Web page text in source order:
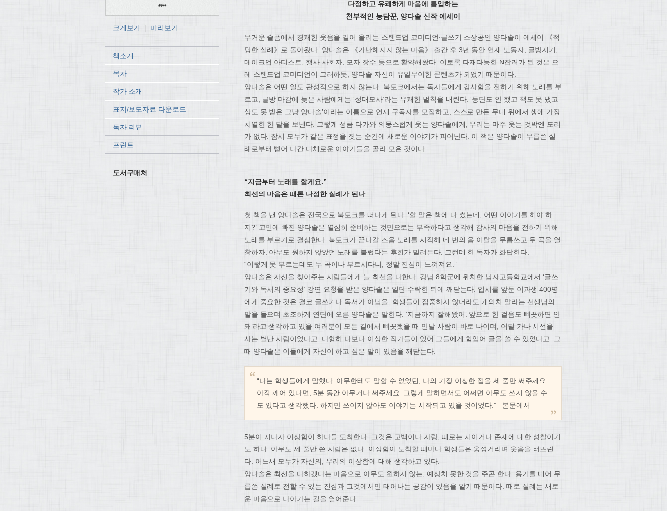
크게보기 | 미리보기
책소개
목차
작가 소개
표지/보도자료 다운로드
독자 리뷰
프린트
도서구매처
다정하고 유쾌하게 마음에 틈입하는
천부적인 농담꾼, 양다솔 신작 에세이
무거운 슬픔에서 경쾌한 웃음을 길어 올리는 스탠드업 코미디언‧글쓰기 소상공인 양다솔이 에세이 《적
당한 실례》로 돌아왔다. 양다솔은 《가난해지지 않는 마음》 출간 후 3년 동안 연재 노동자, 글방지기,
메이크업 아티스트, 행사 사회자, 모자 장수 등으로 활약해왔다. 이토록 다재다능한 N잡러가 된 것은 으
레 스탠드업 코미디언이 그러하듯, 양다솔 자신이 유일무이한 콘텐츠가 되었기 때문이다.
양다솔은 어떤 일도 관성적으로 하지 않는다. 북토크에서는 독자들에게 감사함을 전하기 위해 노래를 부
르고, 글방 마감에 늦은 사람에게는 ‘성대모사’라는 유쾌한 벌칙을 내린다. ‘등단도 안 했고 책도 못 냈고
상도 못 받은 그냥 양다솔’이라는 이름으로 연재 구독자를 모집하고, 스스로 만든 무대 위에서 생애 가장
치열한 한 달을 보낸다. 그렇게 성큼 다가와 의뭉스럽게 웃는 양다솔에게, 우리는 마주 웃는 것밖엔 도리
가 없다. 잠시 모두가 같은 표정을 짓는 순간에 새로운 이야기가 피어난다. 이 책은 양다솔이 무릅쓴 실
례로부터 뻗어 나간 다채로운 이야기들을 골라 모은 것이다.
“지금부터 노래를 할게요.”
최선의 마음은 때론 다정한 실례가 된다
첫 책을 낸 양다솔은 전국으로 북토크를 떠나게 된다. ‘할 말은 책에 다 썼는데, 어떤 이야기를 해야 하
지?’ 고민에 빠진 양다솔은 열심히 준비하는 것만으로는 부족하다고 생각해 감사의 마음을 전하기 위해
노래를 부르기로 결심한다. 북토크가 끝나갈 즈음 노래를 시작해 네 번의 음 이탈을 무릅쓰고 두 곡을 열
창하자, 아무도 원하지 않았던 노래를 불렀다는 후회가 밀려든다. 그런데 한 독자가 화답한다.
“이렇게 못 부르는데도 두 곡이나 부르시다니, 정말 진심이 느껴져요.”
양다솔은 자신을 찾아주는 사람들에게 늘 최선을 다한다. 강남 8학군에 위치한 남자고등학교에서 ‘글쓰
기와 독서의 중요성’ 강연 요청을 받은 양다솔은 일단 수락한 뒤에 깨닫는다. 입시를 앞둔 이과생 400명
에게 중요한 것은 결코 글쓰기나 독서가 아님을. 학생들이 집중하지 않더라도 개의치 말라는 선생님의
말을 들으며 초조하게 연단에 오른 양다솔은 말한다. ‘지금까지 잘해왔어. 앞으로 한 걸음도 삐끗하면 안
돼’라고 생각하고 있을 여러분이 모든 길에서 삐끗했을 때 만날 사람이 바로 나이며, 어딜 가나 시선을
사는 별난 사람이었다고. 다행히 나보다 이상한 작가들이 있어 그들에게 힘입어 글을 쓸 수 있었다고. 그
때 양다솔은 이들에게 자신이 하고 싶은 말이 있음을 깨닫는다.
“나는 학생들에게 말했다. 아무한테도 말할 수 없었던, 나의 가장 이상한 점을 세 줄만 써주세요.
아직 깨어 있다면, 5분 동안 아무거나 써주세요. 그렇게 말하면서도 어쩌면 아무도 쓰지 않을 수
도 있다고 생각했다. 하지만 쓰이지 않아도 이야기는 시작되고 있을 것이었다.” _본문에서
5분이 지나자 이상함이 하나둘 도착한다. 그것은 고백이나 자랑, 때로는 시이거나 존재에 대한 성찰이기
도 하다. 아무도 세 줄만 쓴 사람은 없다. 이상함이 도착할 때마다 학생들은 웅성거리며 웃음을 터뜨린
다. 어느새 모두가 자신의, 우리의 이상함에 대해 생각하고 있다.
양다솔은 최선을 다하겠다는 마음으로 아무도 원하지 않는, 예상치 못한 것을 주곤 한다. 용기를 내어 무
릅쓴 실례로 전할 수 있는 진심과 그것에서만 태어나는 공감이 있음을 알기 때문이다. 때로 실례는 새로
운 마음으로 나아가는 길을 열어준다.